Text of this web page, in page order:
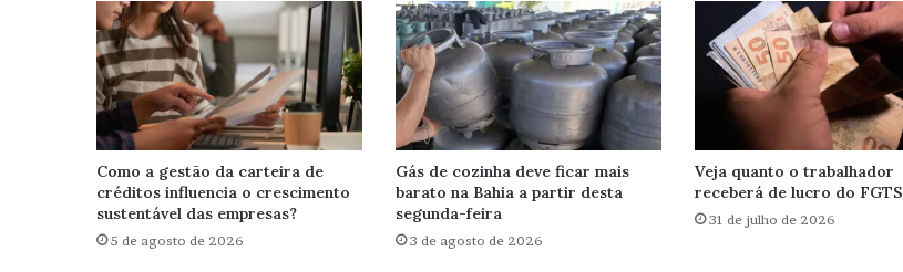
Como a gestão da carteira de
créditos influencia o crescimento
sustentável das empresas?
5 de agosto de 2026
Gás de cozinha deve ficar mais
barato na Bahia a partir desta
segunda-feira
3 de agosto de 2026
Veja quanto o trabalhador
receberá de lucro do FGTS
31 de julho de 2026